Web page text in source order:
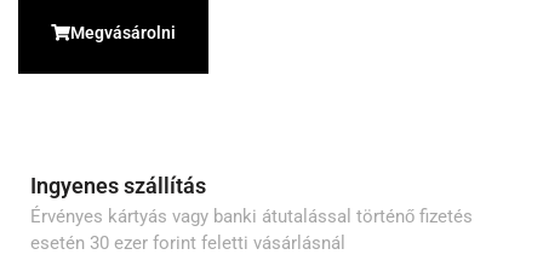
Megvásárolni
Ingyenes szállítás
Érvényes kártyás vagy banki átutalással történő fizetés
esetén 30 ezer forint feletti vásárlásnál